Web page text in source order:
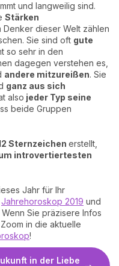
und langweilig sind.
Stärken
dieser Welt zählen
Sie sind oft gute
so sehr in den
dagegen verstehen es,
andere mitzureißen. Sie
ganz aus sich
also jeder Typ seine
beide Gruppen
Sternzeichen erstellt,
introvertiertesten
Jahr für Ihr
Jahrehoroskop 2019 und
Wenn Sie präzisere Infos
in die aktuelle
!
in der Liebe